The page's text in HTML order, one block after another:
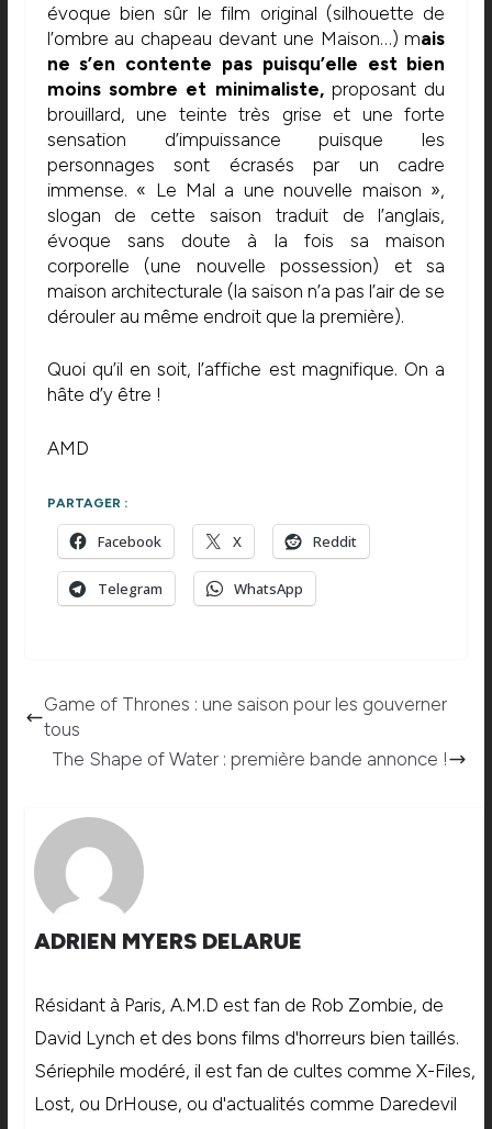
évoque bien sûr le film original (silhouette de
l’ombre au chapeau devant une Maison…) mais
ne s’en contente pas puisqu’elle est bien
moins sombre et minimaliste,proposant du
brouillard, une teinte très grise et une forte
sensation d’impuissance puisque les
personnages sont écrasés par un cadre
immense. « Le Mal a une nouvelle maison »,
slogan de cette saison traduit de l’anglais,
évoque sans doute à la fois sa maison
corporelle (une nouvelle possession) et sa
maison architecturale (la saison n’a pas l’air de se
dérouler au même endroit que la première).
Quoi qu’il en soit, l’affiche est magnifique. On a
hâte d’y être !
AMD
PARTAGER :
Facebook X Reddit
Telegram WhatsApp
Game of Thrones : une saison pour les gouverner
tous
The Shape of Water : première bande annonce !
ADRIEN MYERS DELARUE
Résidant à Paris, A.M.D est fan de Rob Zombie, de
David Lynch et des bons films d'horreurs bien taillés.
Sériephile modéré, il est fan de cultes comme X-Files,
Lost, ou DrHouse, ou d'actualités comme Daredevil